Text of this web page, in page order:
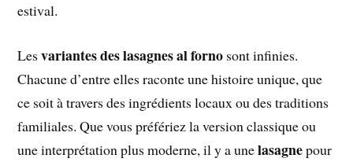
estival.
Lesvariantes des lasagnes al forno sont infinies.
Chacune d’entre elles raconte une histoire unique, que
ce soit à travers des ingrédients locaux ou des traditions
familiales. Que vous préfériez la version classique ou
une interprétation plus moderne, il y a unelasagnepour